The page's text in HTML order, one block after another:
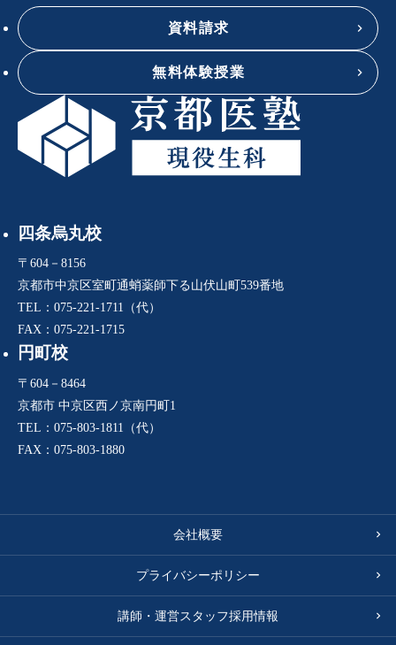
資料請求
無料体験授業
四条烏丸校
〒604－8156
京都市中京区室町通蛸薬師下る山伏山町539番地
TEL：075-221-1711（代）
FAX：075-221-1715
円町校
〒604－8464
京都市 中京区西ノ京南円町1
TEL：075-803-1811（代）
FAX：075-803-1880
会社概要
プライバシーポリシー
講師・運営スタッフ採用情報